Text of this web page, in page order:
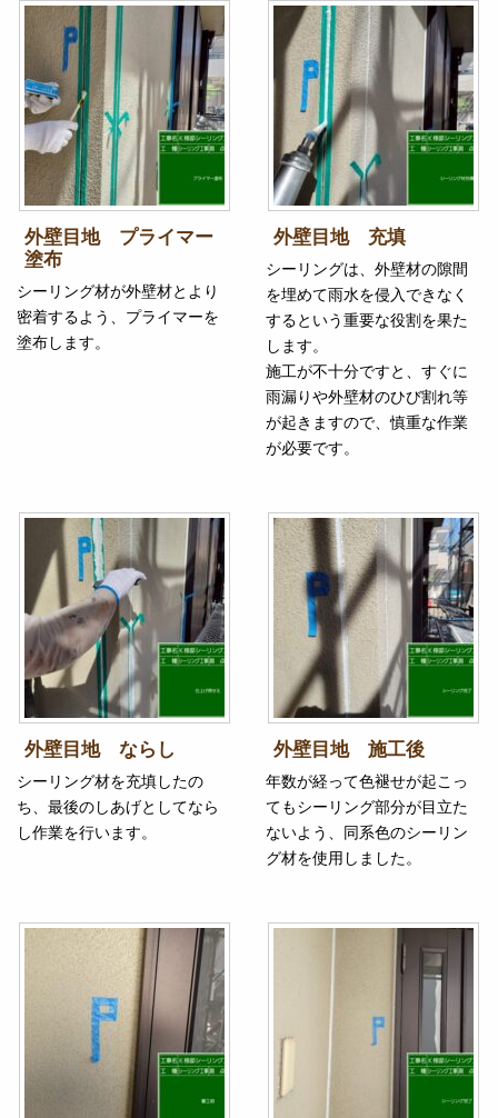
外壁目地 プライマー
塗布
シーリング材が外壁材とより
密着するよう、プライマーを
塗布します。
外壁目地 充填
シーリングは、外壁材の隙間
を埋めて雨水を侵入できなく
するという重要な役割を果た
します。
施工が不十分ですと、すぐに
雨漏りや外壁材のひび割れ等
が起きますので、慎重な作業
が必要です。
外壁目地 ならし
シーリング材を充填したの
ち、最後のしあげとしてなら
し作業を行います。
外壁目地 施工後
年数が経って色褪せが起こっ
てもシーリング部分が目立た
ないよう、同系色のシーリン
グ材を使用しました。